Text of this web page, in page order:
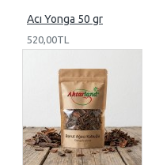
Acı Yonga 50 gr
520,00TL